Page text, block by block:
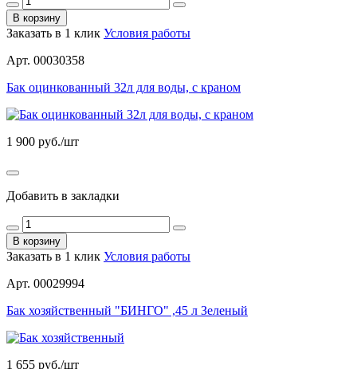
В корзину
Заказать в 1 клик Условия работы
Арт. 00030358
Бак оцинкованный 32л для воды, с краном
1 900 руб./шт
Добавить в закладки
В корзину
Заказать в 1 клик Условия работы
Арт. 00029994
Бак хозяйственный "БИНГО" ,45 л Зеленый
1 655 руб./шт